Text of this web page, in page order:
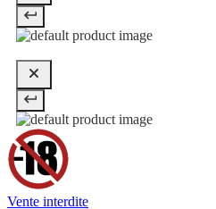
Vente interdite